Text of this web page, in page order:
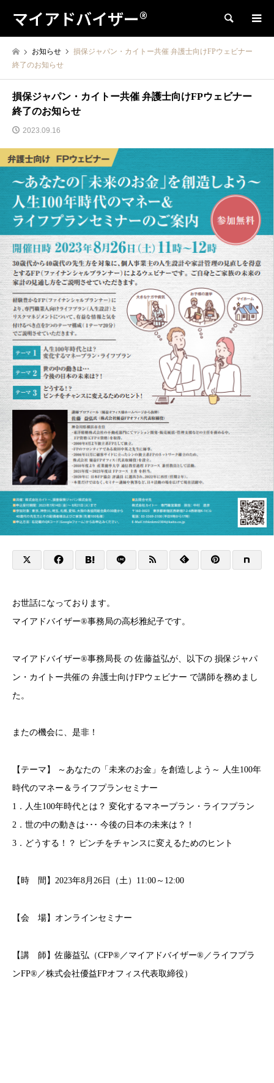
マイアドバイザー® 検索
お知らせ
損保ジャパン・カイトー共催 弁護士向けFPウェビナー
終了のお知らせ
損保ジャパン・カイトー共催 弁護士向けFPウェビナー
終了のお知らせ
2023.09.16
お世話になっております。
マイアドバイザー®事務局の高杉雅紀子です。
マイアドバイザー®事務局長 の 佐藤益弘が、以下の 損保ジャパ
ン・カイトー共催の 弁護士向けFPウェビナー で講師を務めまし
た。
またの機会に、是非！
【テーマ】 ～あなたの「未来のお金」を創造しよう～ 人生100年
時代のマネー＆ライフプランセミナー
1．人生100年時代とは？ 変化するマネープラン・ライフプラン
2．世の中の動きは･･･ 今後の日本の未来は？！
3．どうする！？ ピンチをチャンスに変えるためのヒント
【時 間】2023年8月26日（土）11:00～12:00
【会 場】オンラインセミナー
【講 師】佐藤益弘（CFP®／マイアドバイザー®／ライフプラ
ンFP®／株式会社優益FPオフィス代表取締役）